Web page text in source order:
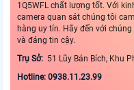
1Q5WFL chất lượng tốt. Với
camera quan sát chúng tôi
hàng uy tín. Hãy đến với
và đáng tin cậy.
Trụ Sở: 51 Lũy Bán Bích, Khu
Hotline: 0938.11.23.99